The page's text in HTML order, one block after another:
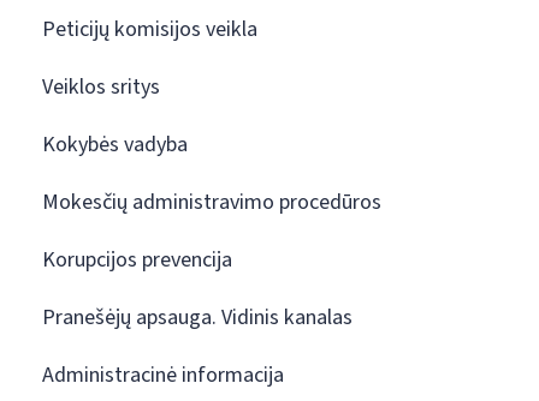
Peticijų komisijos veikla
Veiklos sritys
Kokybės vadyba
Mokesčių administravimo procedūros
Korupcijos prevencija
Pranešėjų apsauga. Vidinis kanalas
Administracinė informacija